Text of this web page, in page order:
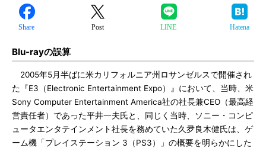
Share Post LINE Hatena
Blu-rayの誤算
2005年5月半ばに米カリフォルニア州ロサンゼルスで開催され
た『E3（Electronic Entertainment Expo）』において、当時、米
Sony Computer Entertainment America社の社長兼CEO（最高経
営責任者）であった平井一夫氏と、同じく当時、ソニー・コンピ
ュータエンタテインメント社長を務めていた久夛良木健氏は、ゲ
ーム機「プレイステーション 3（PS3）」の概要を明らかにした